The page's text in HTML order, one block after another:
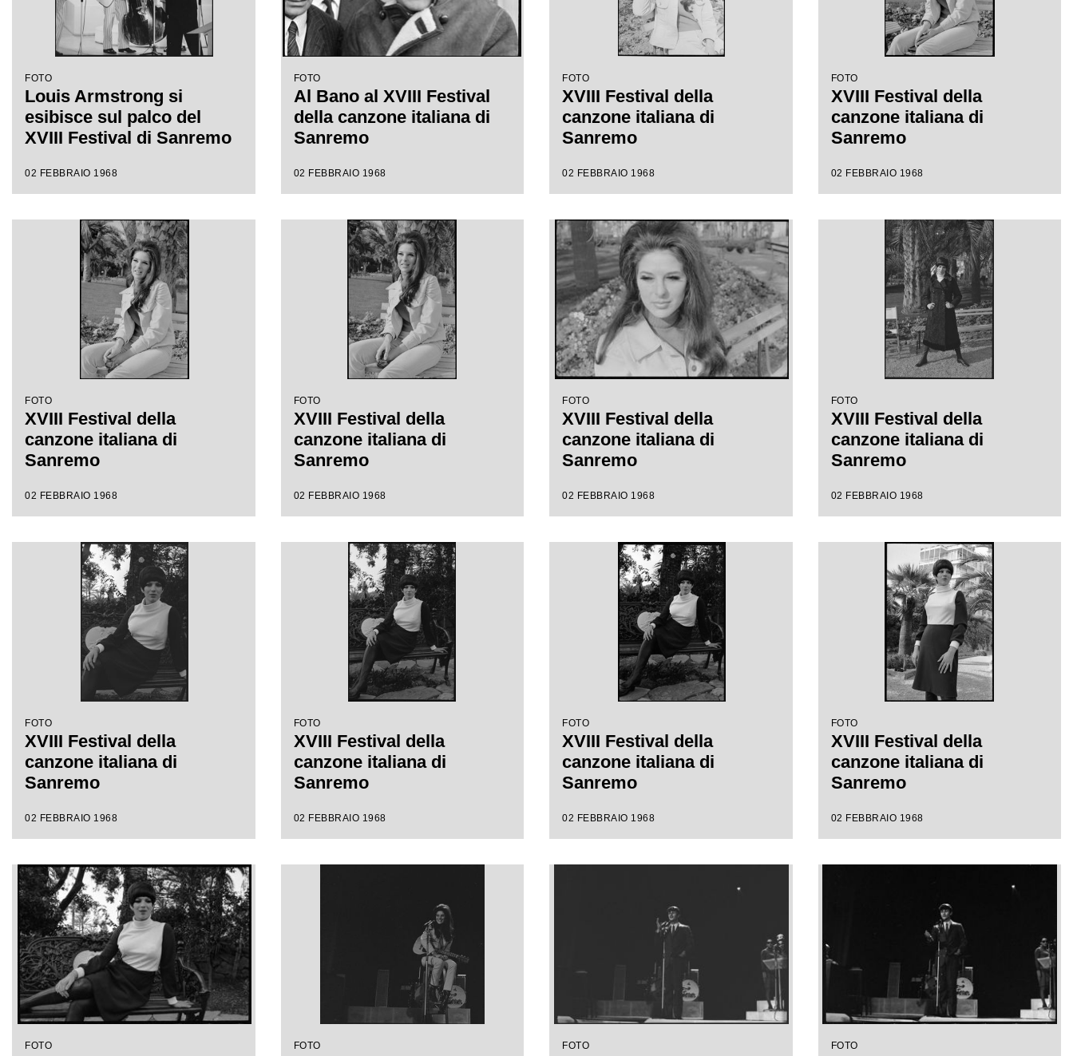
FOTO
Louis Armstrong si
esibisce sul palco del
XVIII Festival di Sanremo
02 FEBBRAIO 1968
FOTO
Al Bano al XVIII Festival
della canzone italiana di
Sanremo
02 FEBBRAIO 1968
FOTO
XVIII Festival della
canzone italiana di
Sanremo
02 FEBBRAIO 1968
FOTO
XVIII Festival della
canzone italiana di
Sanremo
02 FEBBRAIO 1968
FOTO
XVIII Festival della
canzone italiana di
Sanremo
02 FEBBRAIO 1968
FOTO
XVIII Festival della
canzone italiana di
Sanremo
02 FEBBRAIO 1968
FOTO
XVIII Festival della
canzone italiana di
Sanremo
02 FEBBRAIO 1968
FOTO
XVIII Festival della
canzone italiana di
Sanremo
02 FEBBRAIO 1968
FOTO
XVIII Festival della
canzone italiana di
Sanremo
02 FEBBRAIO 1968
FOTO
XVIII Festival della
canzone italiana di
Sanremo
02 FEBBRAIO 1968
FOTO
XVIII Festival della
canzone italiana di
Sanremo
02 FEBBRAIO 1968
FOTO
XVIII Festival della
canzone italiana di
Sanremo
02 FEBBRAIO 1968
FOTO FOTO FOTO FOTO